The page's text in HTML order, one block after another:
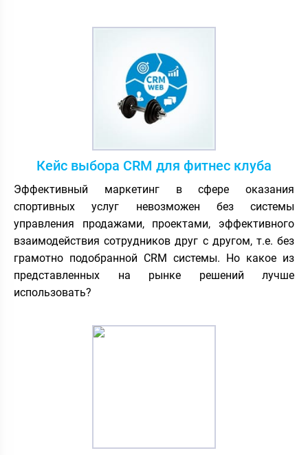
Кейс выбора CRM для фитнес клуба
Эффективный маркетинг в сфере оказания
спортивных услуг невозможен без системы
управления продажами, проектами, эффективного
взаимодействия сотрудников друг с другом, т.е. без
грамотно подобранной CRM системы. Но какое из
представленных на рынке решений лучше
использовать?